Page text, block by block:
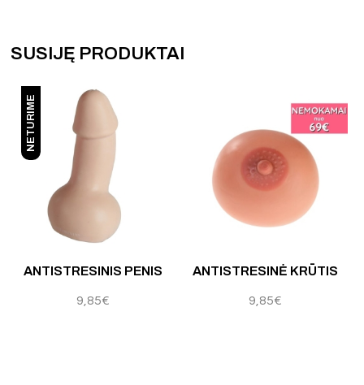
SUSIJĘ PRODUKTAI
NETURIME
ANTISTRESINIS PENIS
9,85€
ANTISTRESINĖ KRŪTIS
9,85€